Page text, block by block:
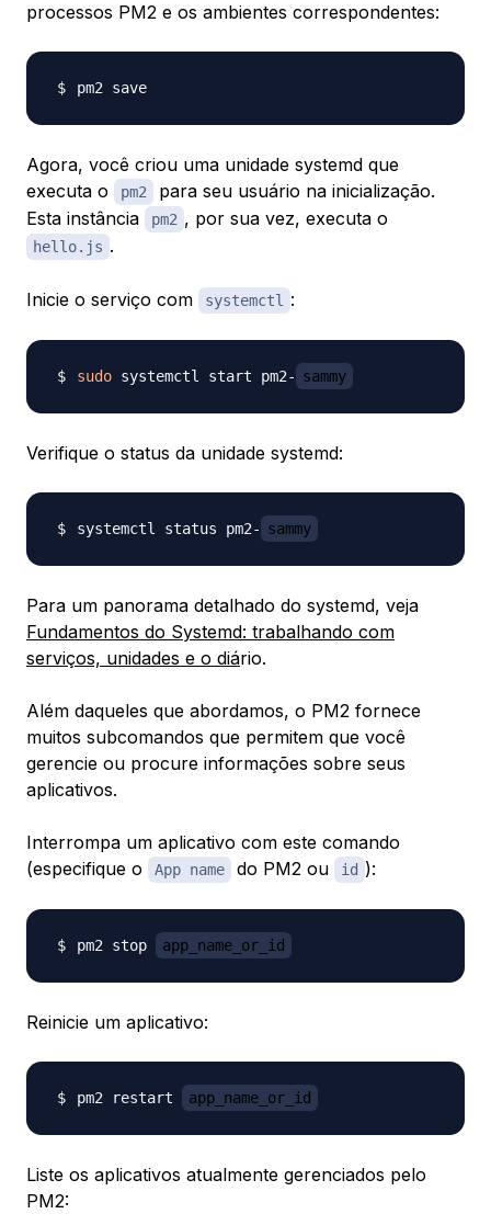
processos PM2 e os ambientes correspondentes:
Agora, você criou uma unidade systemd que
executa o
pm2
para seu usuário na inicialização.
Esta instância
pm2 , por sua vez, executa o
hello.js .
Inicie o serviço com systemctl :
sudo systemctl start pm2- sammy
Verifique o status da unidade systemd:
systemctl status pm2- sammy
Para um panorama detalhado do systemd, veja
Fundamentos do Systemd: trabalhando com
serviços, unidades e o diário.
Além daqueles que abordamos, o PM2 fornece
muitos subcomandos que permitem que você
gerencie ou procure informações sobre seus
aplicativos.
Interrompa um aplicativo com este comando
(especifique o
App name do PM2 ou id ):
pm2 stop app_name_or_id
Reinicie um aplicativo:
pm2 restart app_name_or_id
Liste os aplicativos atualmente gerenciados pelo
PM2: